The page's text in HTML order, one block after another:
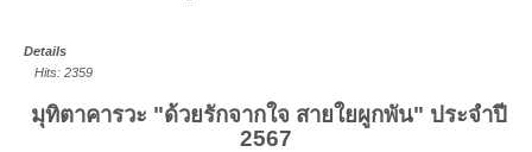
Details
Hits: 2359
มุทิตาคารวะ "ด้วยรักจากใจ สายใยผูกพัน" ประจำปี
2567